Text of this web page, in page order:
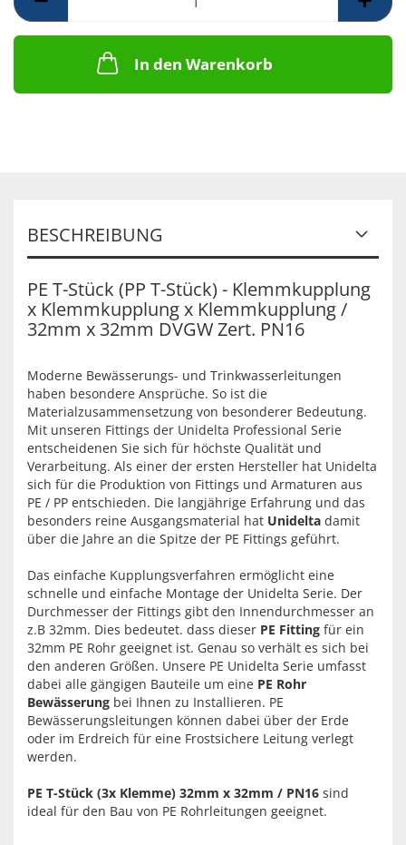
In den Warenkorb
BESCHREIBUNG
PE T-Stück (PP T-Stück) - Klemmkupplung
x Klemmkupplung x Klemmkupplung /
32mm x 32mm DVGW Zert. PN16
Moderne Bewässerungs- und Trinkwasserleitungen
haben besondere Ansprüche. So ist die
Materialzusammensetzung von besonderer Bedeutung.
Mit unseren Fittings der Unidelta Professional Serie
entscheidenen Sie sich für höchste Qualität und
Verarbeitung. Als einer der ersten Hersteller hat Unidelta
sich für die Produktion von Fittings und Armaturen aus
PE / PP entschieden. Die langjährige Erfahrung und das
besonders reine Ausgangsmaterial hat Unidelta damit
über die Jahre an die Spitze der PE Fittings geführt.
Das einfache Kupplungsverfahren ermöglicht eine
schnelle und einfache Montage der Unidelta Serie. Der
Durchmesser der Fittings gibt den Innendurchmesser an
z.B 32mm. Dies bedeutet. dass dieser PE Fitting für ein
32mm PE Rohr geeignet ist. Genau so verhält es sich bei
den anderen Größen. Unsere PE Unidelta Serie umfasst
dabei alle gängigen Bauteile um eine PE Rohr
Bewässerung bei Ihnen zu Installieren. PE
Bewässerungsleitungen können dabei über der Erde
oder im Erdreich für eine Frostsichere Leitung verlegt
werden.
PE T-Stück (3x Klemme) 32mm x 32mm / PN16 sind
ideal für den Bau von PE Rohrleitungen geeignet.